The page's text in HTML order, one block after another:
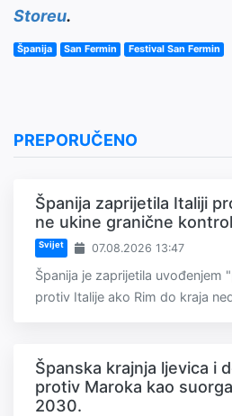
Storeu.
Španija San Fermin Festival San Fermin
PREPORUČENO
Španija zaprijetila Italiji
ne ukine granične
Svijet 07.08.2026 13:47
Španija je zaprijetila uvođenjem
protiv Italije ako Rim do kraja
Španska krajnja ljevica i
protiv Maroka kao
2030.